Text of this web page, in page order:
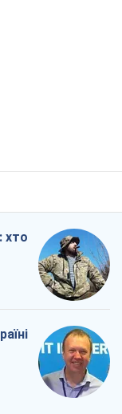
хто